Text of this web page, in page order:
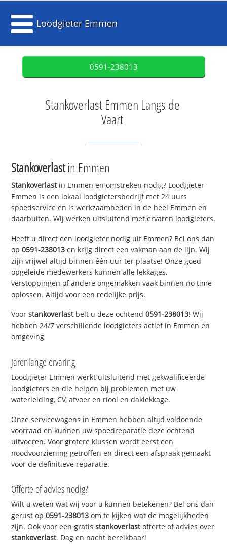
Loodgieter Emmen
0591-238013
Stankoverlast Emmen Langs de
Vaart
Stankoverlastin Emmen
Stankoverlastin Emmen en omstreken nodig? Loodgieter
Emmen is een lokaal loodgietersbedrijf met 24 uurs
spoedservice en is werkzaamheden in de heel Emmen en
daarbuiten. Wij werken uitsluitend met ervaren loodgieters.
Heeft u direct een loodgieter nodig uit Emmen? Bel ons dan
op0591-238013 en krijg direct een vakman aan de lijn. Wij
zijn vrijwel altijd binnen één uur ter plaatse! Onze goed
opgeleide medewerkers kunnen alle lekkages,
verstoppingen of andere ongemakken vaak binnen no time
oplossen. Altijd voor een redelijke prijs.
Voorstankoverlastbelt u deze ochtend0591-238013! Wij
hebben 24/7 verschillende loodgieters actief in Emmen en
omgeving
Jarenlange ervaring
Loodgieter Emmen werkt uitsluitend met gekwalificeerde
loodgieters en die helpen bij problemen met uw
waterleiding, CV, afvoer en riool en daklekkage.
Onze servicewagens in Emmen hebben altijd voldoende
voorraad en kunnen uw spoedreparatie deze ochtend
uitvoeren. Voor grotere klussen wordt eerst een
noodvoorziening getroffen en direct een afspraak gemaakt
voor de definitieve reparatie.
Offerte of advies nodig?
Wilt u weten wat wij voor u kunnen betekenen? Bel ons dan
gerust op0591-238013 om te kijken wat de mogelijkheden
zijn. Ook voor een gratisstankoverlastofferte of advies over
stankoverlast. Dag en nacht bereikbaar!